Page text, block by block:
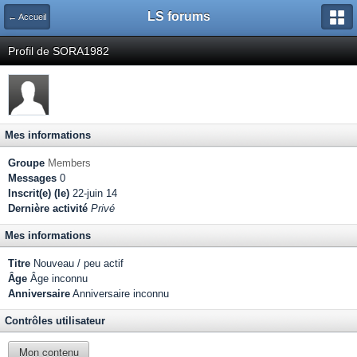
← Accueil LS forums
Profil de SORA1982
Mes informations
Groupe Members
Messages 0
Inscrit(e) (le) 22-juin 14
Dernière activité Privé
Mes informations
Titre Nouveau / peu actif
Âge Âge inconnu
Anniversaire Anniversaire inconnu
Contrôles utilisateur
Mon contenu